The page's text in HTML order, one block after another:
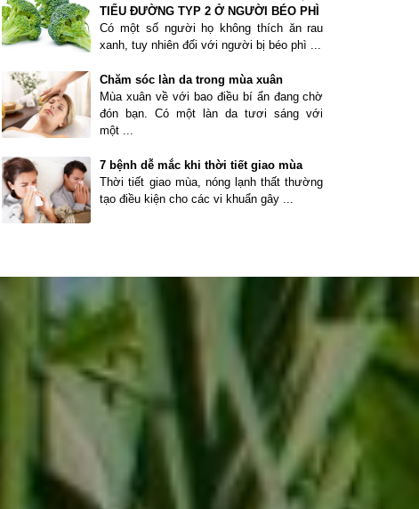
TIỂU ĐƯỜNG TYP 2 Ở NGƯỜI BÉO PHÌ
Có một số người họ không thích ăn rau
xanh, tuy nhiên đối với người bị béo phì ...
Chăm sóc làn da trong mùa xuân
Mùa xuân về với bao điều bí ẩn đang chờ
đón bạn. Có một làn da tươi sáng với
một ...
7 bệnh dễ mắc khi thời tiết giao mùa
Thời tiết giao mùa, nóng lạnh thất thường
tạo điều kiện cho các vi khuẩn gây ...